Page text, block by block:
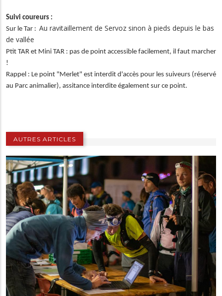
Suivi coureurs :
Sur le Tar : Au ravitaillement de Servoz sinon à pieds depuis le bas
de vallée
Ptit TAR et Mini TAR : pas de point accessible facilement, il faut marcher
!
Rappel : Le point "Merlet" est interdit d'accès pour les suiveurs (réservé
au Parc animalier), assitance interdite également sur ce point.
AUTRES ARTICLES